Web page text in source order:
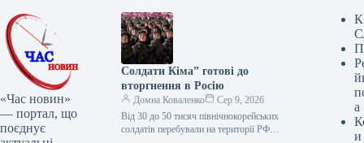
«Час новин»
— портал, що
поєднує
Солдати Кіма” готові до
вторгнення в Росію
Домна Коваленко
Сер 9, 2026
Від 30 до 50 тисяч північнокорейських
солдатів перебували на території РФ і
а
и